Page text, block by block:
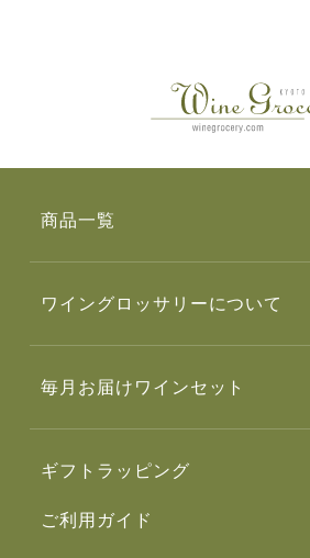
商品一覧
ワイングロッサリーについて
毎月お届けワインセット
ギフトラッピング
ご利用ガイド